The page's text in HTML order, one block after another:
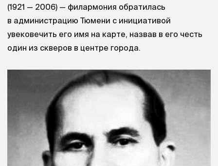
(1921 — 2006) — филармония обратилась
в администрацию Тюмени с инициативой
увековечить его имя на карте, назвав в его честь
один из скверов в центре города.